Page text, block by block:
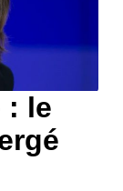
: le